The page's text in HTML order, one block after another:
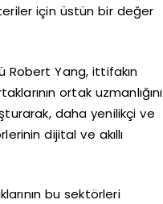
için üstün bir değer
Robert Yang, ittifakın
ortak uzmanlığını
daha yenilikçi ve
dijital ve akıllı
bu sektörleri